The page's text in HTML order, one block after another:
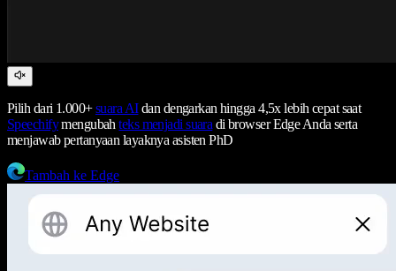
Pilih dari 1.000+suara AIdan dengarkan hingga 4,5x lebih cepat saat
Speechifymengubahteks menjadi suara di browser Edge Anda serta
menjawab pertanyaan layaknya asisten PhD
Tambah ke Edge